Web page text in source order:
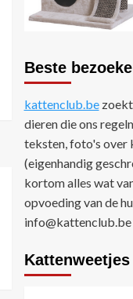
Beste
kattenclub.bezoekt
dieren die ons
teksten, foto's over
(eigenhandig
kortom alles wat
opvoeding van de
info@kattenclub.be
Kattenweetjes